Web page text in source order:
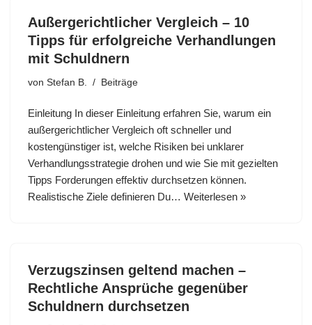
Außergerichtlicher Vergleich – 10
Tipps für erfolgreiche Verhandlungen
mit Schuldnern
von Stefan B. Beiträge
Einleitung In dieser Einleitung erfahren Sie, warum ein
außergerichtlicher Vergleich oft schneller und
kostengünstiger ist, welche Risiken bei unklarer
Verhandlungsstrategie drohen und wie Sie mit gezielten
Tipps Forderungen effektiv durchsetzen können.
Realistische Ziele definieren Du… Weiterlesen »
Verzugszinsen geltend machen –
Rechtliche Ansprüche gegenüber
Schuldnern durchsetzen